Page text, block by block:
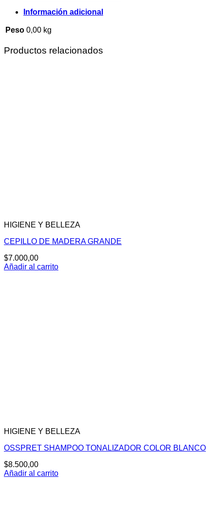
Información adicional
Peso 0,00 kg
Productos relacionados
HIGIENE Y BELLEZA
CEPILLO DE MADERA GRANDE
$7.000,00
Añadir al carrito
HIGIENE Y BELLEZA
OSSPRET SHAMPOO TONALIZADOR COLOR BLANCO
$8.500,00
Añadir al carrito